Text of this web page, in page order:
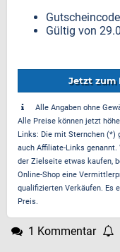
Gültig von
Jetzt zum
Alle Angaben ohne
Alle Preise können jetzt
Links: Die mit Sternchen (*)
auch Affiliate-Links
der Zielseite etwas kaufen,
Online-Shop eine
qualifizierten Verkäufen. Es
Preis.
1 Kommentar